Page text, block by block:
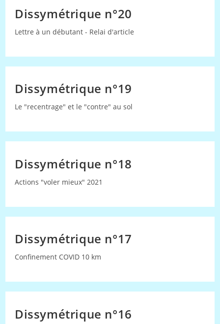
Dissymétrique n°20
Lettre à un débutant - Relai d'article
Dissymétrique n°19
Le "recentrage" et le "contre" au sol
Dissymétrique n°18
Actions "voler mieux" 2021
Dissymétrique n°17
Confinement COVID 10 km
Dissymétrique n°16